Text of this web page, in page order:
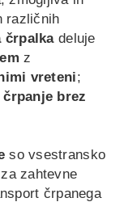
različnih
črpalkadeluje
z
vreteni;
črpanje brez
so vsestransko
zahtevne
črpanega